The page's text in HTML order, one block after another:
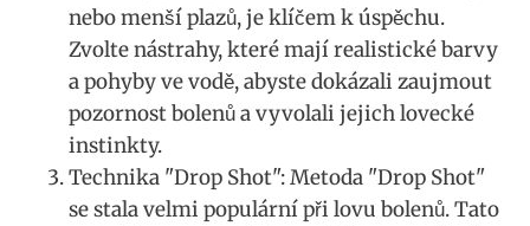
nebo‌ menší plazů, je klíčem k⁤ úspěchu.
Zvolte nástrahy, které mají realistické barvy‌
a pohyby ‍ve vodě, abyste ‌dokázali zaujmout
pozornost bolenů a vyvolali jejich lovecké
⁢instinkty.
Technika "Drop Shot": Metoda "Drop Shot"
se stala velmi populární ‍při lovu bolenů. Tato